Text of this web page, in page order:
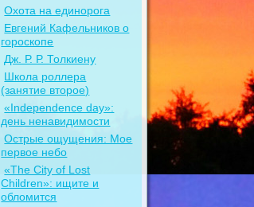
Охота на единорога
Евгений Кафельников о
гороскопе
Дж. Р. Р. Толкиену
Школа роллера
(занятие второе)
«Independence day»:
день ненавидимости
Острые ощущения: Мое
первое небо
«The City of Lost
Children»: ищите и
обломится